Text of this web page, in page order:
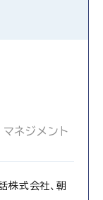
ネジメント
株式会社、朝